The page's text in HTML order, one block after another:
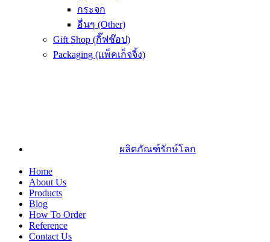
กระจก
อื่นๆ (Other)
Gift Shop (กิ๊ฟช๊อป)
Packaging (แพ็คเก็จจิ้ง)
ผลิตภัณฑ์รักษ์โลก
Home
About Us
Products
Blog
How To Order
Reference
Contact Us